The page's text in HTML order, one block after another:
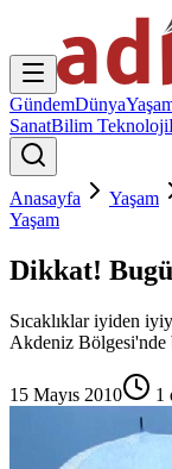
GündemDünya
SanatBilim Teknoloji
Anasayfa Yaşam
Yaşam
Dikkat!
Sıcaklıklar iyiden
Akdeniz Bölgesi'nde
15 Mayıs 2010 1